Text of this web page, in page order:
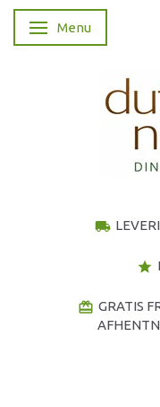
Skifte navigation
Menu
local_shipping
star
redeem GRATIS